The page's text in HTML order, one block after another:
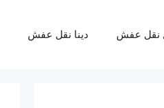
نقل عفش دينا نقل عفش